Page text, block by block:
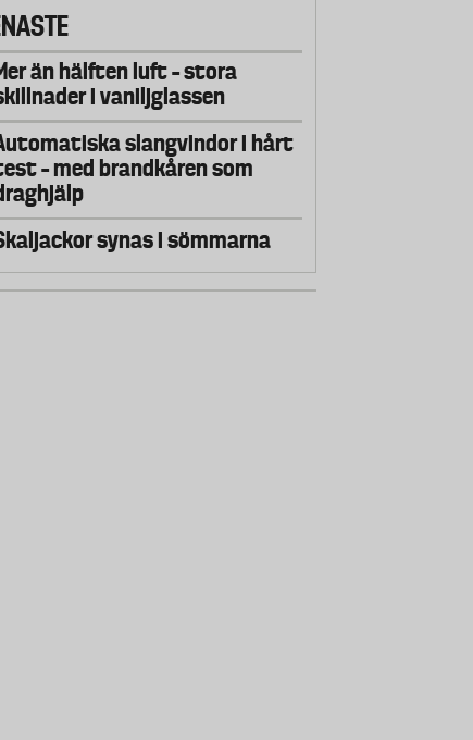
än hälften luft – stora
i vaniljglassen
slangvindor i hårt
– med brandkåren som
synas i sömmarna